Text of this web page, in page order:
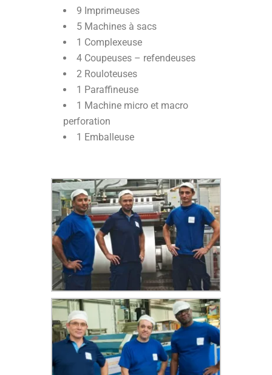
9 Imprimeuses
5 Machines à sacs
1 Complexeuse
4 Coupeuses – refendeuses
2 Rouloteuses
1 Paraffineuse
1 Machine micro et macro
perforation
1 Emballeuse